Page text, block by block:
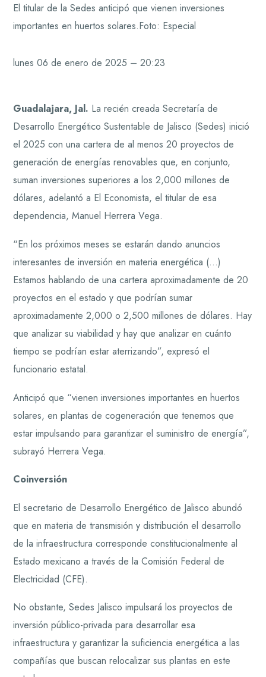
El titular de la Sedes anticipó que vienen inversiones
importantes en huertos solares.Foto: Especial
lunes 06 de enero de 2025 – 20:23
Guadalajara, Jal. La recién creada Secretaría de
Desarrollo Energético Sustentable de Jalisco (Sedes) inició
el 2025 con una cartera de al menos 20 proyectos de
generación de energías renovables que, en conjunto,
suman inversiones superiores a los 2,000 millones de
dólares, adelantó a El Economista, el titular de esa
dependencia, Manuel Herrera Vega.
“En los próximos meses se estarán dando anuncios
interesantes de inversión en materia energética (…)
Estamos hablando de una cartera aproximadamente de 20
proyectos en el estado y que podrían sumar
aproximadamente 2,000 o 2,500 millones de dólares. Hay
que analizar su viabilidad y hay que analizar en cuánto
tiempo se podrían estar aterrizando”, expresó el
funcionario estatal.
Anticipó que “vienen inversiones importantes en huertos
solares, en plantas de cogeneración que tenemos que
estar impulsando para garantizar el suministro de energía”,
subrayó Herrera Vega.
Coinversión
El secretario de Desarrollo Energético de Jalisco abundó
que en materia de transmisión y distribución el desarrollo
de la infraestructura corresponde constitucionalmente al
Estado mexicano a través de la Comisión Federal de
Electricidad (CFE).
No obstante, Sedes Jalisco impulsará los proyectos de
inversión público-privada para desarrollar esa
infraestructura y garantizar la suficiencia energética a las
compañías que buscan relocalizar sus plantas en este